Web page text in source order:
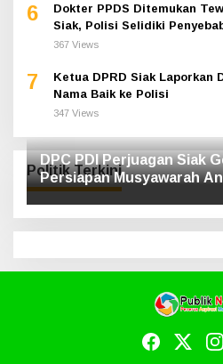
6
Dokter PPDS Ditemukan
Siak, Polisi Selidiki
367 Views
7
Ketua DPRD Siak Laporkan
Nama Baik ke Polisi
347 Views
Politik Terkini
DPC PDI Perjuagan Siak
Persiapan Musyawarah
Luxe